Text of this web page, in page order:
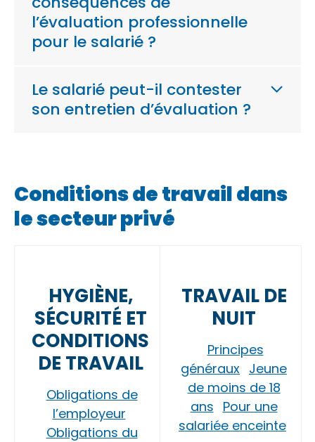
l’évaluation professionnelle
pour le salarié ?
Le salarié peut-il contester
son entretien d’évaluation ?
Conditions de travail dans
le secteur privé
HYGIÈNE,
SÉCURITÉ ET
CONDITIONS
DE TRAVAIL
Obligations de
l’employeur
Obligations du
TRAVAIL DE
NUIT
Principes
généraux Jeune
de moins de 18
ans Pour une
salariée enceinte